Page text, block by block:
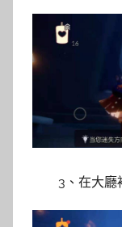
3、在大廳